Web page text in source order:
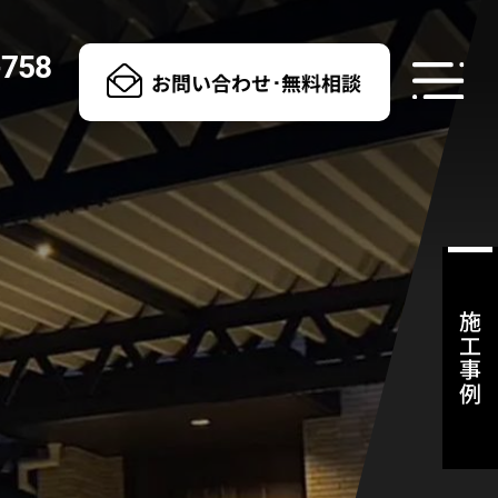
お問い合わせ･無料相談
施工事例